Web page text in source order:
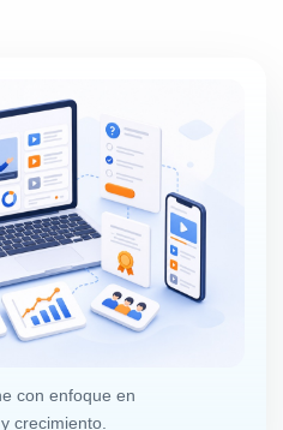
con enfoque en
crecimiento.